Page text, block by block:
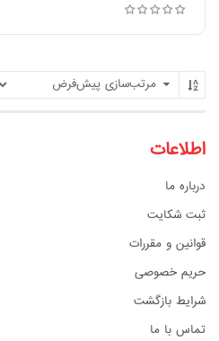
اطلاعات
درباره ما
ثبت شکایت
قوانین و مقررات
حریم خصوصی
شرایط بازگشت
تماس با ما